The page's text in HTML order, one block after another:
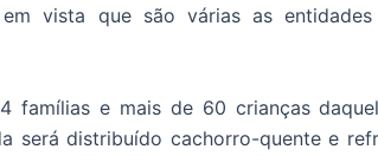
vista que são várias as
famílias e mais de 60 crianças
será distribuído cachorro-quente e